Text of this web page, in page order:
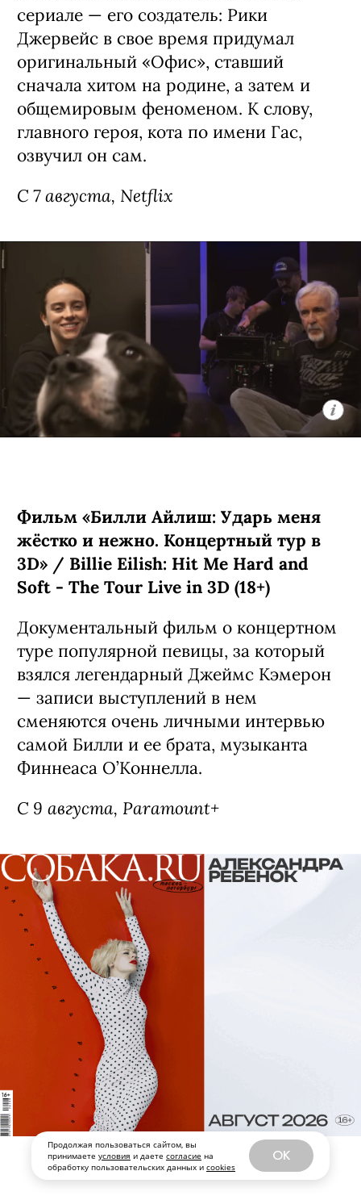
Продолжая пользоваться сайтом, вы
принимаете условия и даете согласие на
обработку пользовательских данных и cookies
OK
Сериал «Рики Джервейс: Уличные
коты» / Ricky Gervais Alley Cats,
премьера (18+)
о компании бродячих британских
неполиткорректно и вызывающе,
настолько и обаятельно. Главное в
сериале — его создатель: Рики
Джервейс в свое время придумал
оригинальный «Офис», ставший
сначала хитом на родине, а затем и
общемировым феноменом. К слову,
главного героя, кота по имени Гас,
озвучил он сам.
Фильм «Билли Айлиш: Ударь меня
жёстко и нежно. Концертный тур в
Soft - The Tour Live in 3D (18+)
Документальный фильм о концертном
туре популярной певицы, за который
взялся легендарный Джеймс Кэмерон
— записи выступлений в нем
сменяются очень личными интервью
самой Билли и ее брата, музыканта
Финнеаса О’Коннелла.
С 9 августа, Paramount+